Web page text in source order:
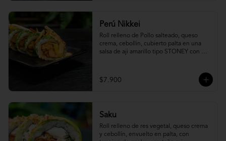
Perú Nikkei
Roll relleno de Pollo salteado, queso
crema, cebollin, cubierto palta en una
salsa de aji amarillo tipo STONEY con
$7.900
Saku
Roll relleno de res vegetal, queso crema
y cebollín, envuelto en palta, con